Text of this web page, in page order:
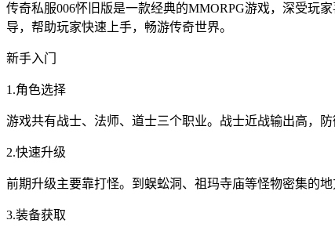
传奇私服006怀旧版是一款经典的MMORPG游戏，深受玩
导，帮助玩家快速上手，畅游传奇世界。
新手入门
1.角色选择
游戏共有战士、法师、道士三个职业。战士近战输出高，
2.快速升级
前期升级主要靠打怪。到蜈蚣洞、祖玛寺庙等怪物密集的
3.装备获取